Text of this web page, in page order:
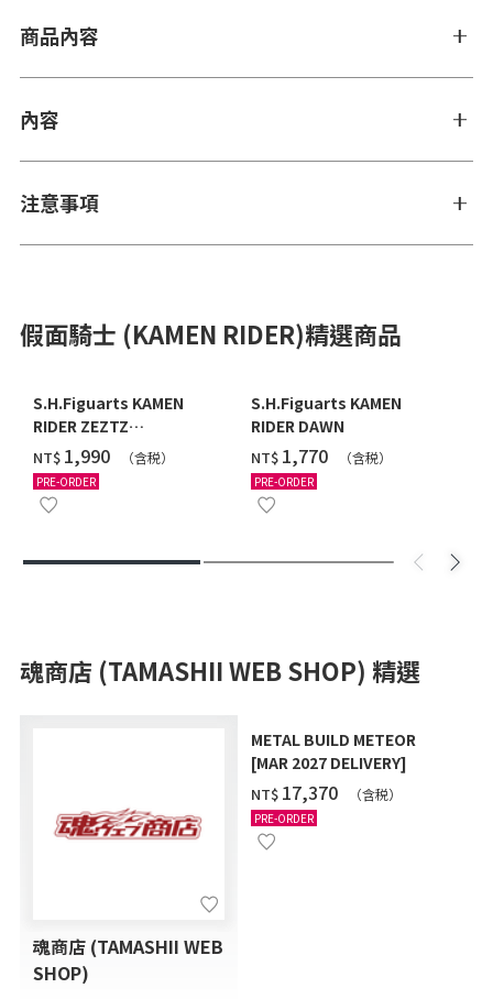
商品內容
內容
注意事項
假面騎士 (KAMEN RIDER)精選商品
S.H.Figuarts KAMEN
RIDER ZEZTZ
CATASTROM
NT$ ‌1,990 （含税）
PRE-ORDER
S.H.Figuarts KAMEN
RIDER DAWN
NT$ ‌1,770 （含税）
PRE-ORDER
魂商店 (TAMASHII WEB SHOP) 精選
魂商店 (TAMASHII WEB
SHOP)
METAL BUILD METEOR
[MAR 2027 DELIVERY]
NT$ ‌17,370 （含税）
PRE-ORDER